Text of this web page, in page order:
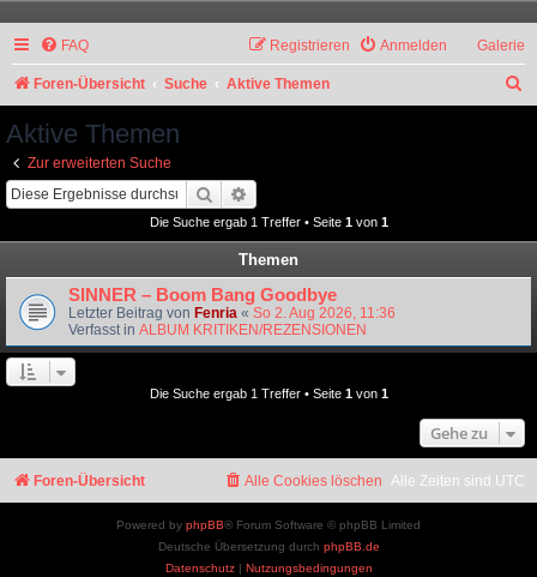
Galerie
FAQ Anmelden
Registrieren
Foren-Übersicht Suche Aktive Themen
Aktive Themen
Zur erweiterten Suche
Suche
Die Suche ergab 1 Treffer • Seite 1von 1
Themen
SINNER – Boom Bang Goodbye
Letzter Beitrag von Fenria « So 2. Aug 2026, 11:36
Verfasst in ALBUM KRITIKEN/REZENSIONEN
Die Suche ergab 1 Treffer • Seite 1von 1
Gehe zu
Foren-Übersicht Alle Zeiten sind UTC
Alle Cookies löschen
Powered by phpBB® Forum Software © phpBB Limited
Deutsche Übersetzung durch phpBB.de
Datenschutz| Nutzungsbedingungen